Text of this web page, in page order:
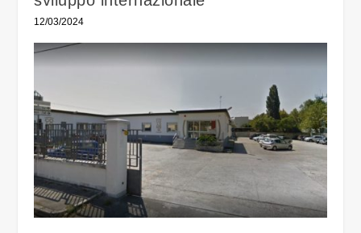
12/03/2024